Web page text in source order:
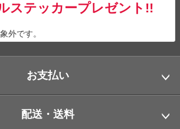
ステッカープレゼント!!
外です。
お支払い
配送・送料